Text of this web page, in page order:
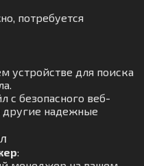
потребуется
устройстве для поиска
с безопасного веб-
другие надежные
: